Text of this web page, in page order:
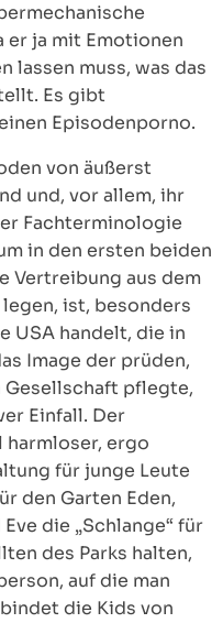
er ja mit Emotionen
lassen muss, was das
Es gibt
Episodenporno.
von äußerst
und, vor allem, ihr
Fachterminologie
in den ersten beiden
Vertreibung aus dem
ist, besonders
USA handelt, die in
Image der prüden,
pflegte,
Einfall. Der
harmloser, ergo
für junge Leute
den Garten Eden,
die „Schlange“ für
des Parks halten,
auf die man
die Kids von